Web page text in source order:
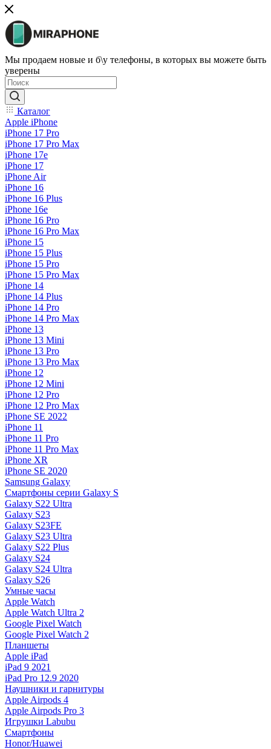
Мы продаем новые и б\у телефоны, в которых вы можете быть
уверены
Каталог
Apple iPhone
iPhone 17 Pro
iPhone 17 Pro Max
iPhone 17e
iPhone 17
iPhone Air
iPhone 16
iPhone 16 Plus
iPhone 16e
iPhone 16 Pro
iPhone 16 Pro Max
iPhone 15
iPhone 15 Plus
iPhone 15 Pro
iPhone 15 Pro Max
iPhone 14
iPhone 14 Plus
iPhone 14 Pro
iPhone 14 Pro Max
iPhone 13
iPhone 13 Mini
iPhone 13 Pro
iPhone 13 Pro Max
iPhone 12
iPhone 12 Mini
iPhone 12 Pro
iPhone 12 Pro Max
iPhone SE 2022
iPhone 11
iPhone 11 Pro
iPhone 11 Pro Max
iPhone XR
iPhone SE 2020
Samsung Galaxy
Смартфоны серии Galaxy S
Galaxy S22 Ultra
Galaxy S23
Galaxy S23FE
Galaxy S23 Ultra
Galaxy S22 Plus
Galaxy S24
Galaxy S24 Ultra
Galaxy S26
Умные часы
Apple Watch
Apple Watch Ultra 2
Google Pixel Watch
Google Pixel Watch 2
Планшеты
Apple iPad
iPad 9 2021
iPad Pro 12.9 2020
Наушники и гарнитуры
Apple Airpods 4
Apple Airpods Pro 3
Игрушки Labubu
Смартфоны
Honor/Huawei